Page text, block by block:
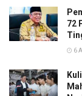
72
6